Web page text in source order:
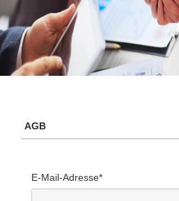
AGB
E-Mail-Adresse*